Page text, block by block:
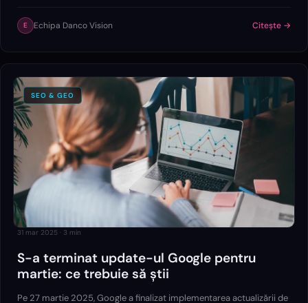
E Echipa Danco Vision Citește →
SEO & GEO
31 mar 2025 · 3 min
S-a terminat update-ul Google pentru
martie: ce trebuie să știi
Pe 27 martie 2025, Google a finalizat implementarea actualizării de